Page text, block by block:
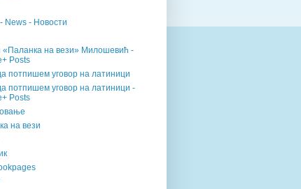
News - Новости
«Паланка на вези» Милошевић -
Posts
потпишем уговор на латиници
потпишем уговор на латиници -
Posts
на вези